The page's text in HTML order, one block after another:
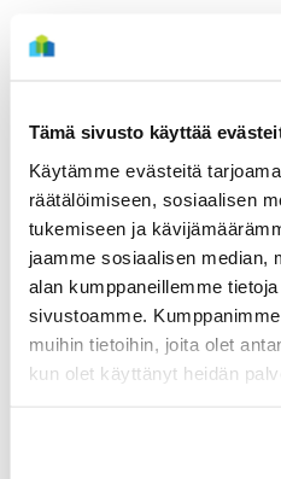
Tämä sivusto käyttää
Käytämme evästeitä
räätälöimiseen, sosiaalisen
tukemiseen ja
jaamme sosiaalisen median,
alan kumppaneillemme
sivustoamme.
muihin tietoihin, joita olet
kun olet käyttänyt heidän
TIEDOTTEET
Useita uudis- ja
valmistumassa